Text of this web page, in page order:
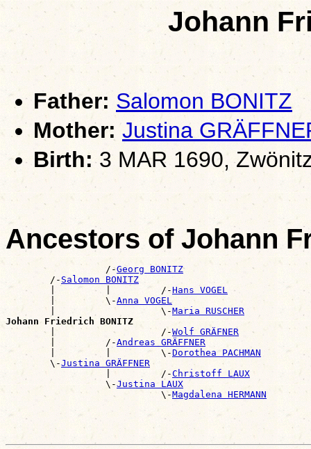
Johann
Father: Salomon BONITZ
Mother: Justina
Birth:3 MAR 1690,
Ancestors of Johann
                  /-
Georg BONITZ
        /-
Salomon BONITZ
        |         |         /-
Hans VOGEL
        |         \-
Anna VOGEL
        |                   \-
Maria RUSCHER
Johann Friedrich BONITZ
|                   /-Wolf GRÄFNER
        |         /-
Andreas GRÄFFNER
        |         |         \-
Dorothea PACHMAN
        \-
Justina GRÄFFNER
                  |         /-
Christoff LAUX
                  \-
Justina LAUX
                            \-
Magdalena HERMANN